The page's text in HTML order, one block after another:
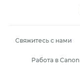
Свяжитесь с нами
Работа в Canon